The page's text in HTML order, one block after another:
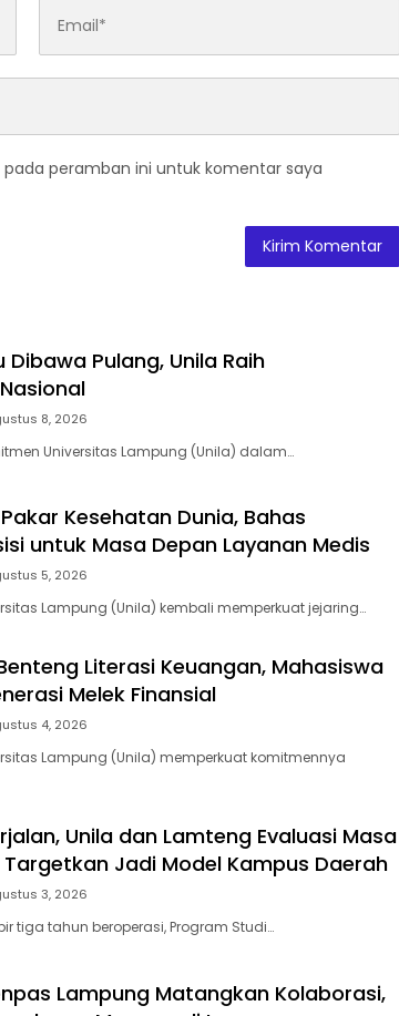
peramban ini untuk komentar saya
Dibawa Pulang, Unila Raih
8, 2026
Universitas Lampung (Unila) dalam…
Kesehatan Dunia, Bahas
untuk Masa Depan Layanan Medis
5, 2026
Lampung (Unila) kembali memperkuat jejaring…
Literasi Keuangan, Mahasiswa
Melek Finansial
4, 2026
Lampung (Unila) memperkuat komitmennya
Unila dan Lamteng Evaluasi Masa
Targetkan Jadi Model Kampus Daerah
3, 2026
tiga tahun beroperasi, Program Studi…
Lampung Matangkan Kolaborasi,